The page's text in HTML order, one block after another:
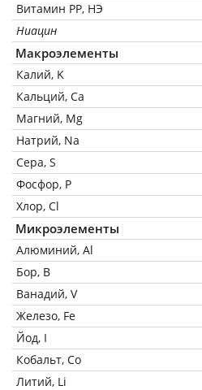
Витамин РР, НЭ
Ниацин
Макроэлементы
Калий, K
Кальций, Ca
Магний, Mg
Натрий, Na
Сера, S
Фосфор, P
Хлор, Cl
Микроэлементы
Алюминий, Al
Бор, B
Ванадий, V
Железо, Fe
Йод, I
Кобальт, Co
Литий, Li